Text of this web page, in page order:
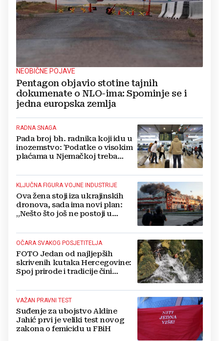
NEOBIČNE POJAVE
Pentagon objavio stotine tajnih
dokumenate o NLO-ima: Spominje se i
jedna europska zemlja
RADNA SNAGA
Pada broj bh. radnika koji idu u
inozemstvo: 'Podatke o visokim
plaćama u Njemačkoj treba
KLJUČNA FIGURA VOJNE INDUSTRIJE
Ova žena stoji iza ukrajinskih
dronova, sada ima novi plan:
„Nešto što još ne postoji u
OČARA SVAKOG POSJETITELJA
FOTO Jedan od najljepših
skrivenih kutaka Hercegovine:
Spoj prirode i tradicije čini
destinacijom
VAŽAN PRAVNI TEST
Suđenje za ubojstvo Aldine
Jahić prvi je veliki test novog
zakona o femicidu u FBiH